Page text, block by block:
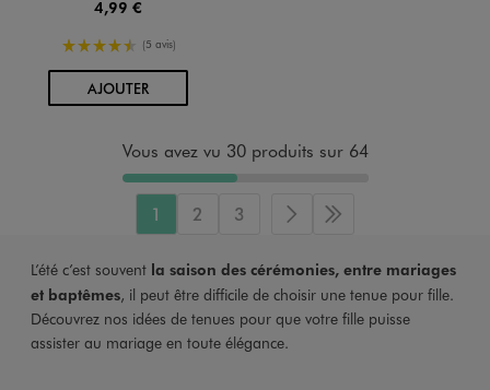
4,99 €
4.5/5 de moyenne
(5 avis)
AJOUTERAU PANIER
Vous avez vu 30 produits sur 64
1 2 3 Page suivante
Dernière page
L’été c’est souvent la saison des cérémonies, entre mariages
et baptêmes, il peut être difficile de choisir une tenue pour fille.
Découvrez nos idées de tenues pour que votre fille puisse
assister au mariage en toute élégance.